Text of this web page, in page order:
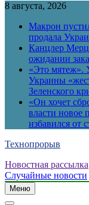
8 августа, 2026
Макрон
продала
Канцлер Мерц
ожидании
«Это мятеж».
Украины
Зеленского
«Он хочет
власти новое
избавился от
Технопрорыв
Новостная рассылка
Случайные новости
Меню